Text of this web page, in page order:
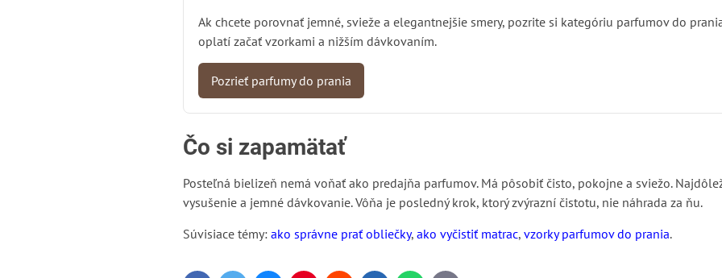
Ak chcete porovnať jemné, svieže a elegantnejšie smery, pozrite si kategóriu parfumov do
oplatí začať vzorkami a nižším dávkovaním.
Pozrieť parfumy do prania
Čo si zapamätať
Posteľná bielizeň nemá voňať ako predajňa parfumov. Má pôsobiť čisto, pokojne a sviežo.
vysušenie a jemné dávkovanie. Vôňa je posledný krok, ktorý zvýrazní čistotu, nie náhrada za ňu.
Súvisiace témy: ako správne prať obliečky, ako vyčistiť matrac, vzorky parfumov do prania.